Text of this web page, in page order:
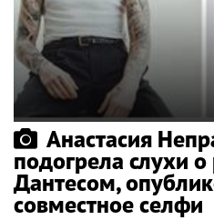
Анастасия
подогрела слухи
Дантесом,
совместное селфи